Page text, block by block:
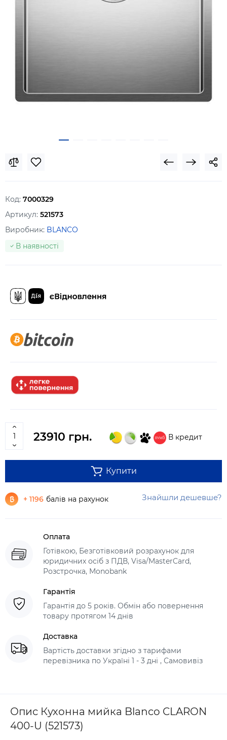
Код: 7000329
Артикул: 521573
Виробник: BLANCO
В наявності
23910 грн. В кредит
Купити
+ 1196 балів на рахунок Знайшли дешевше?
Оплата
Готівкою, Безготівковий розрахунок для
юридичних осіб з ПДВ, Visa/MasterCard,
Розстрочка, Monobank
Гарантія
Гарантія до 5 років. Обмін або повернення
товару протягом 14 днів
Доставка
Вартість доставки згідно з тарифами
перевізника по Україні 1 - 3 дні , Самовивіз
Опис Кухонна мийка Blanco CLARON
400-U (521573)